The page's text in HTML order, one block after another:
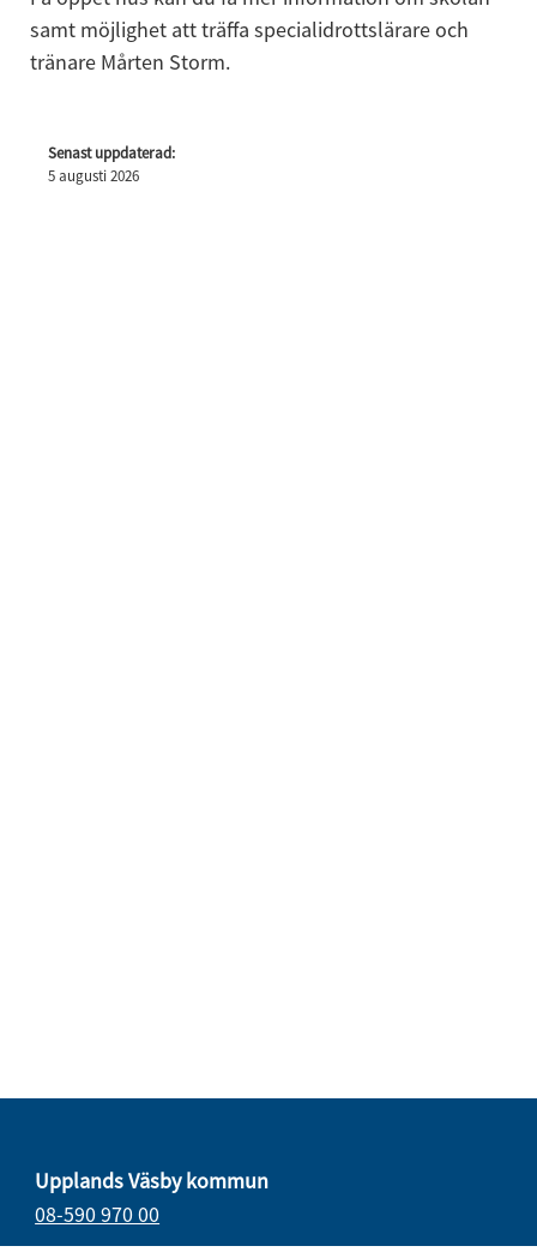
samt möjlighet att träffa specialidrottslärare och
tränare Mårten Storm.
Senast uppdaterad:
5 augusti 2026
Upplands Väsby kommun
08-590 970 00